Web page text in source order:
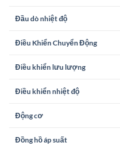
Đầu dò nhiệt độ
Điều Khiển Chuyển Động
Điều khiển lưu lượng
Điều khiển nhiệt độ
Động cơ
Đồng hồ áp suất